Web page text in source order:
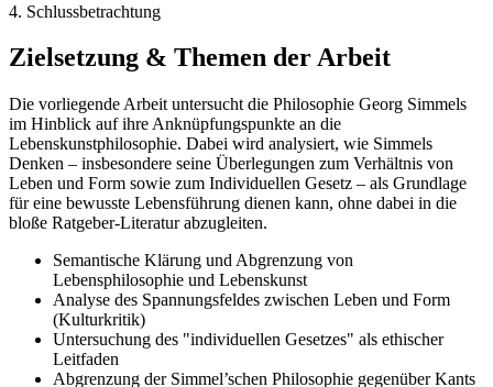
4. Schlussbetrachtung
Zielsetzung & Themen der Arbeit
Die vorliegende Arbeit untersucht die Philosophie Georg Simmels
im Hinblick auf ihre Anknüpfungspunkte an die
Lebenskunstphilosophie. Dabei wird analysiert, wie Simmels
Denken – insbesondere seine Überlegungen zum Verhältnis von
Leben und Form sowie zum Individuellen Gesetz – als Grundlage
für eine bewusste Lebensführung dienen kann, ohne dabei in die
bloße Ratgeber-Literatur abzugleiten.
Semantische Klärung und Abgrenzung von
Lebensphilosophie und Lebenskunst
Analyse des Spannungsfeldes zwischen Leben und Form
(Kulturkritik)
Untersuchung des "individuellen Gesetzes" als ethischer
Leitfaden
Abgrenzung der Simmel’schen Philosophie gegenüber Kants